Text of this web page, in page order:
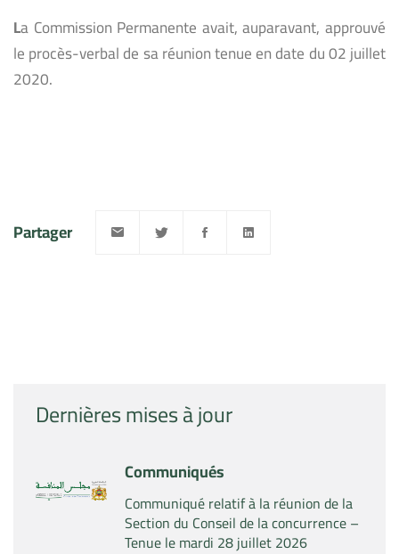
Dernières mises à jour
Communiqués
Communiqué relatif à la réunion de la
Section du Conseil de la concurrence –
Tenue le mardi 28 juillet 2026
La Commission Permanente avait, auparavant, approuvé
le procès-verbal de sa réunion tenue en date du 02 juillet
2020.
Partager